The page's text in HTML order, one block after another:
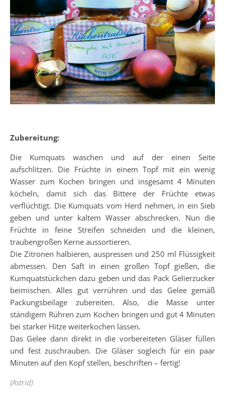
Zubereitung:
Die Kumquats waschen und auf der einen Seite
aufschlitzen. Die Früchte in einem Topf mit ein wenig
Wasser zum Kochen bringen und insgesamt 4 Minuten
köcheln, damit sich das Bittere der Früchte etwas
verflüchtigt. Die Kumquats vom Herd nehmen, in ein Sieb
geben und unter kaltem Wasser abschrecken. Nun die
Früchte in feine Streifen schneiden und die kleinen,
traubengroßen Kerne aussortieren.
Die Zitronen halbieren, auspressen und 250 ml Flüssigkeit
abmessen. Den Saft in einen großen Topf gießen, die
Kumquatstückchen dazu geben und das Pack Gelierzucker
beimischen. Alles gut verrühren und das Gelee gemäß
Packungsbeilage zubereiten. Also, die Masse unter
ständigem Rühren zum Kochen bringen und gut 4 Minuten
bei starker Hitze weiterkochen lassen.
Das Gelee dann direkt in die vorbereiteten Gläser füllen
und fest zuschrauben. Die Gläser sogleich für ein paar
Minuten auf den Kopf stellen, beschriften – fertig!
(Astrid)